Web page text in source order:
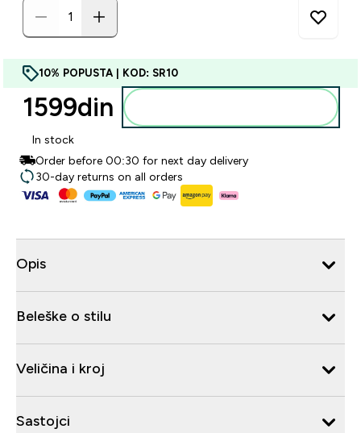
10% POPUSTA | KOD: SR10
1599din‎
In stock
Order before 00:30 for next day delivery
30-day returns on all orders
Opis
Beleške o stilu
Veličina i kroj
Sastojci